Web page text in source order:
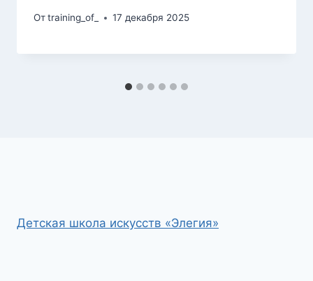
Отtraining_of_ 17 декабря 2025
Детская школа искусств «Элегия»